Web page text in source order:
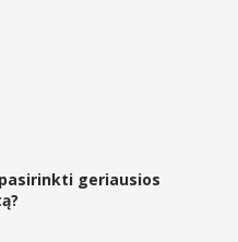
geriausios